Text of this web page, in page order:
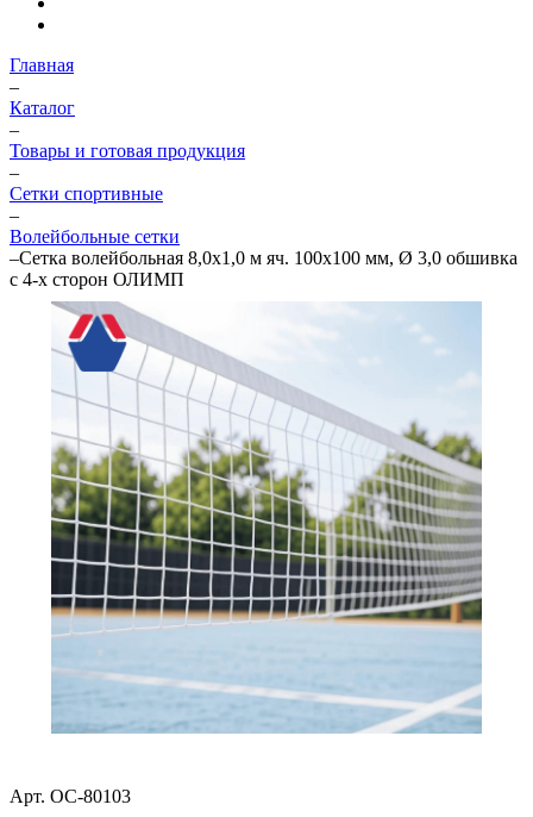
Главная
–
Каталог
–
Товары и готовая продукция
–
Сетки спортивные
–
Волейбольные сетки
–Сетка волейбольная 8,0х1,0 м яч. 100х100 мм, Ø 3,0 обшивка
с 4-х сторон ОЛИМП
Арт. ОС-80103